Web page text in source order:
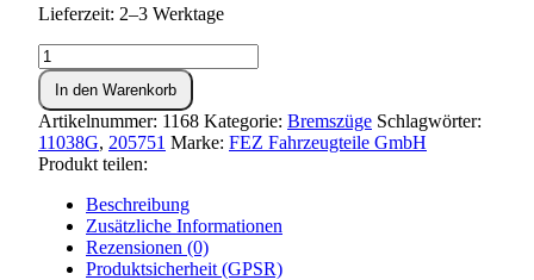
Lieferzeit: 2–3 Werktage
Bremszug
vorn
S51E,S70E
ENDURO
Menge
In den Warenkorb
Artikelnummer: 1168 Kategorie: Bremszüge Schlagwörter:
11038G, 205751 Marke: FEZ Fahrzeugteile GmbH
Produkt teilen:
Beschreibung
Zusätzliche Informationen
Rezensionen (0)
Produktsicherheit (GPSR)